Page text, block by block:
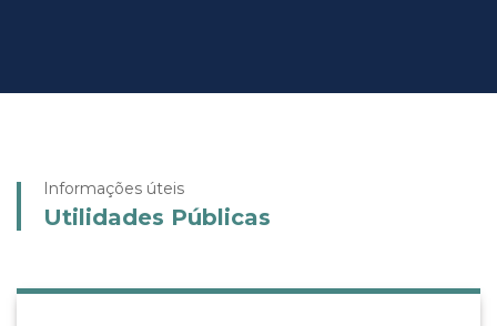
Informações úteis
Utilidades Públicas